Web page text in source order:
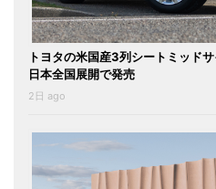
トヨタの米国産3列シートミッド
日本全国展開で発売
2日 ago